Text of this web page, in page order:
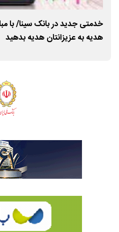
خدمتی جدید در بانک سینا/ با
هدیه به عزیزانتان هدیه بدهید